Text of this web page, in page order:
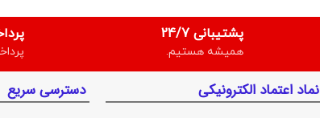
پشتیبانی 24/7
همیشه هستیم.
نماد اعتماد الکترونیکی دسترسی سریع